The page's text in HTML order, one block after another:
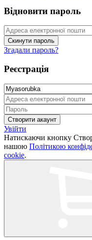
Відновити пароль
Згадали пароль?
Реєстрація
Увійти
Натискаючи кнопку
нашою Політикою
cookie.